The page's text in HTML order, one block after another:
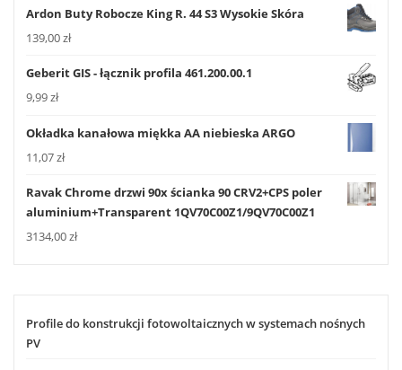
Ardon Buty Robocze King R. 44 S3 Wysokie Skóra
139,00zł
Geberit GIS - łącznik profila 461.200.00.1
9,99zł
Okładka kanałowa miękka AA niebieska ARGO
11,07zł
Ravak Chrome drzwi 90x ścianka 90 CRV2+CPS poler
aluminium+Transparent 1QV70C00Z1/9QV70C00Z1
3134,00zł
Profile do konstrukcji fotowoltaicznych w systemach nośnych
PV